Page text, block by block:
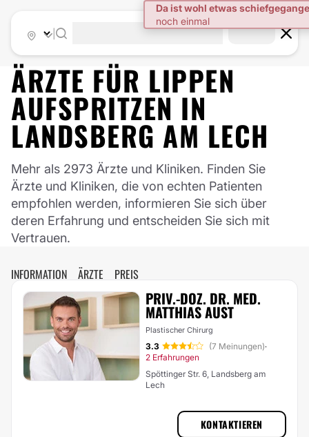
ÄRZTE FÜR LIPPEN
AUFSPRITZEN IN
LANDSBERG AM LECH
Mehr als 2973 Ärzte und Kliniken. Finden Sie
Ärzte und Kliniken, die von echten Patienten
empfohlen werden, informieren Sie sich über
deren Erfahrung und entscheiden Sie sich mit
Vertrauen.
INFORMATION ÄRZTE PREIS
PRIV.-DOZ. DR. MED.
MATTHIAS AUST
Plastischer Chirurg
3.3 (7 Meinungen)·
2 Erfahrungen
Spöttinger Str. 6, Landsberg am
Lech
KONTAKTIEREN